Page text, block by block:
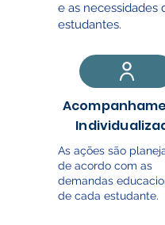
e as necessidades
estudantes.
As ações são
de acordo com as
demandas
de cada estudante.